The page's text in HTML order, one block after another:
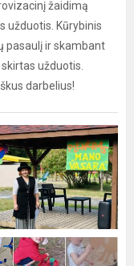
žaidimą
užduotis. Kūrybinis
pasaulį ir skambant
užduotis.
darbelius!